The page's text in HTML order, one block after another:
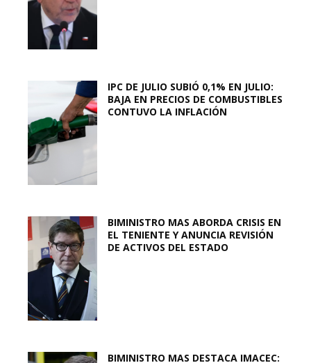
IPC DE JULIO SUBIÓ 0,1% EN JULIO:
BAJA EN PRECIOS DE COMBUSTIBLES
CONTUVO LA INFLACIÓN
BIMINISTRO MAS ABORDA CRISIS EN
EL TENIENTE Y ANUNCIA REVISIÓN
DE ACTIVOS DEL ESTADO
BIMINISTRO MAS DESTACA IMACEC: